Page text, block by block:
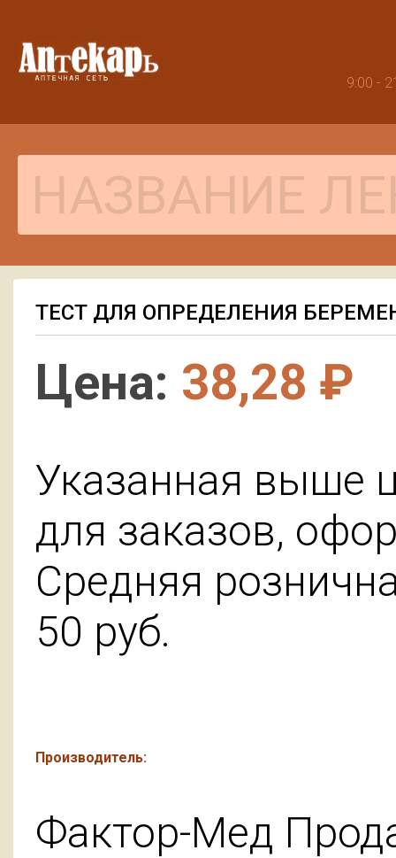
9:00 -
ТЕСТ ДЛЯ ОПРЕДЕЛЕНИЯ
Цена: 38,28 ₽
Указанная выше
для заказов,
Средняя
50 руб.
Производитель:
Фактор-Мед